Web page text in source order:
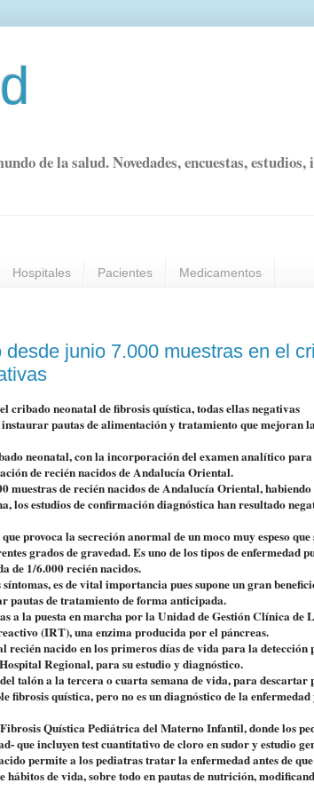
de la salud. Novedades, encuestas,
Hospitales Pacientes Medicamentos
junio 7.000 muestras en el
cribado neonatal de fibrosis quística, todas ellas negativas
pautas de alimentación y tratamiento que mejoran
neonatal, con la incorporación del examen analítico
de recién nacidos de Andalucía Oriental.
de recién nacidos de Andalucía Oriental,
los estudios de confirmación diagnóstica han resultado
provoca la secreción anormal de un moco muy espeso que
grados de gravedad. Es uno de los tipos de enfermedad
de 1/6.000 recién nacidos.
es de vital importancia pues supone un gran
pautas de tratamiento de forma anticipada.
a la puesta en marcha por la Unidad de Gestión Clínica de
(IRT), una enzima producida por el páncreas.
nacido en los primeros días de vida para la detección
Regional, para su estudio y diagnóstico.
talón a la tercera o cuarta semana de vida, para descartar
fibrosis quística, pero no es un diagnóstico de la
Quística Pediátrica del Materno Infantil, donde los
que incluyen test cuantitativo de cloro en sudor y estudio
permite a los pediatras tratar la enfermedad antes de que
de vida, sobre todo en pautas de nutrición,